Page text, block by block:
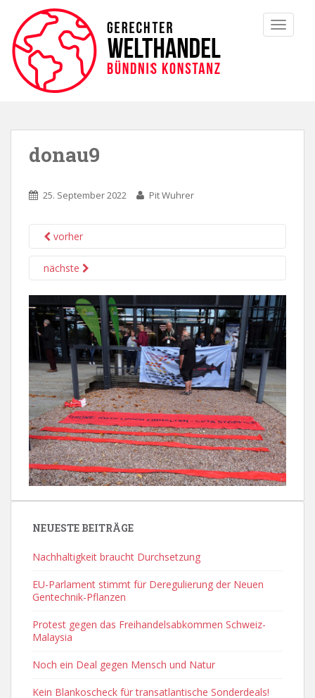
donau9
25. September 2022 Pit Wuhrer
vorher
nächste
NEUESTE BEITRÄGE
Nachhaltigkeit braucht Durchsetzung
EU-Parlament stimmt für Deregulierung der Neuen
Gentechnik-Pflanzen
Protest gegen das Freihandelsabkommen Schweiz-
Malaysia
Noch ein Deal gegen Mensch und Natur
Kein Blankoscheck für transatlantische Sonderdeals!